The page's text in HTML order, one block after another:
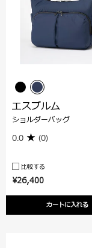
¥26,400
カートに入れる
エスプルム
ショルダーバッグ
0.0 (0)
比較する